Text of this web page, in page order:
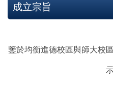
成立宗旨
鑒於均衡進德校區與師大校